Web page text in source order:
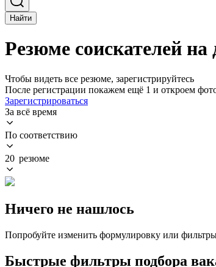
Найти
Резюме соискателей
Чтобы видеть все резюме, зарегистрируйтесь
После регистрации покажем ещё 1 и откроем
Зарегистрироваться
За всё время
По соответствию
20 резюме
Ничего не нашлось
Попробуйте изменить формулировку или
Быстрые фильтры подбора